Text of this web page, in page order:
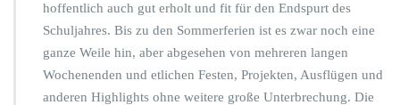
hoffentlich auch gut erholt und fit für den Endspurt des
Schuljahres. Bis zu den Sommerferien ist es zwar noch eine
ganze Weile hin, aber abgesehen von mehreren langen
Wochenenden und etlichen Festen, Projekten, Ausflügen und
anderen Highlights ohne weitere große Unterbrechung. Die